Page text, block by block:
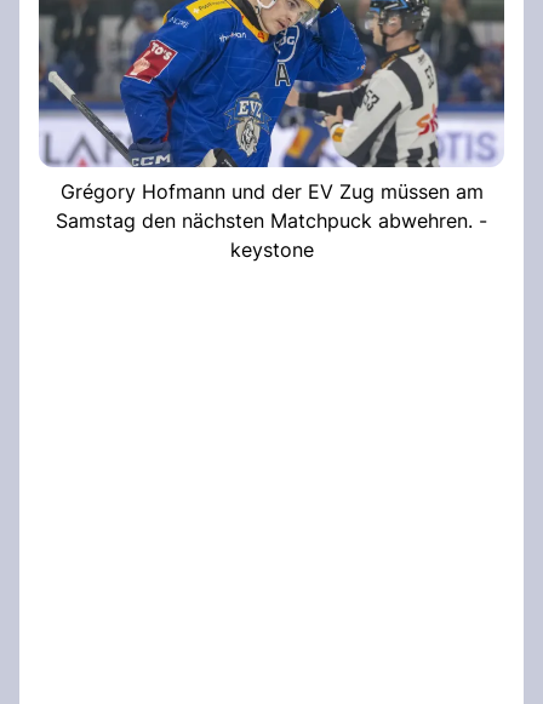
Grégory Hofmann und der EV Zug müssen am
Samstag den nächsten Matchpuck abwehren. -
keystone